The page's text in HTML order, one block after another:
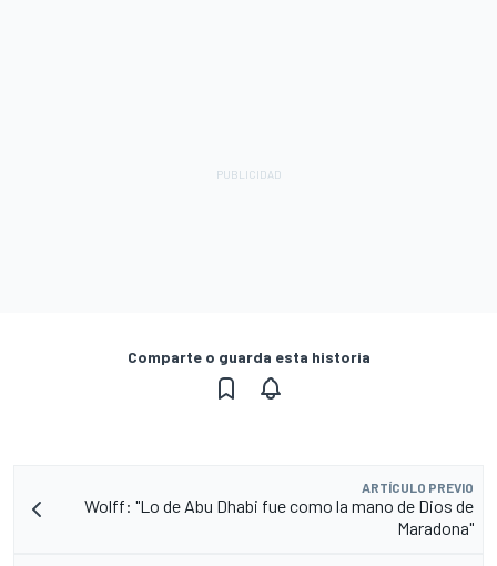
Comparte o guarda esta historia
ARTÍCULO PREVIO
Wolff: "Lo de Abu Dhabi fue como la mano de Dios de
Maradona"